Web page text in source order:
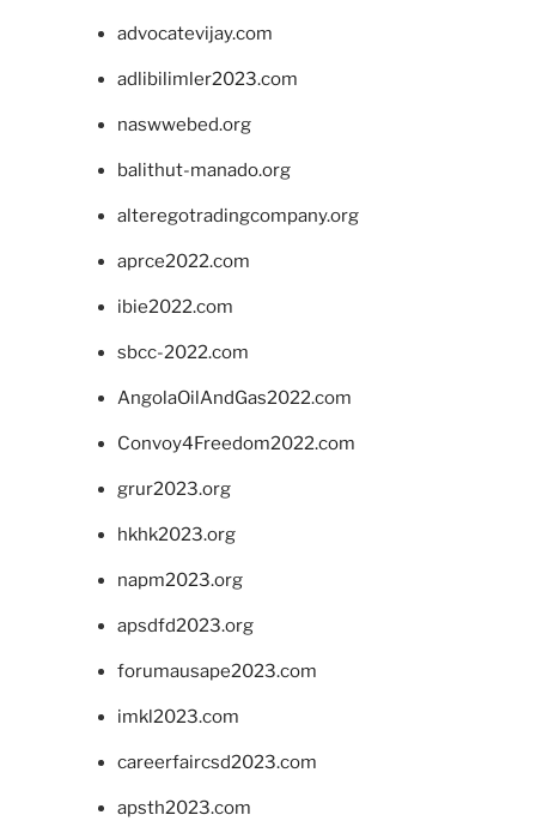
advocatevijay.com
adlibilimler2023.com
naswwebed.org
balithut-manado.org
alteregotradingcompany.org
aprce2022.com
ibie2022.com
sbcc-2022.com
AngolaOilAndGas2022.com
Convoy4Freedom2022.com
grur2023.org
hkhk2023.org
napm2023.org
apsdfd2023.org
forumausape2023.com
imkl2023.com
careerfaircsd2023.com
apsth2023.com